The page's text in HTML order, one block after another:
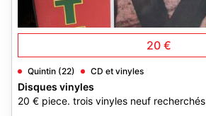
20 €
Quintin (22) CD et vinyles
Disques vinyles
20 € piece. trois vinyles neuf recherchés